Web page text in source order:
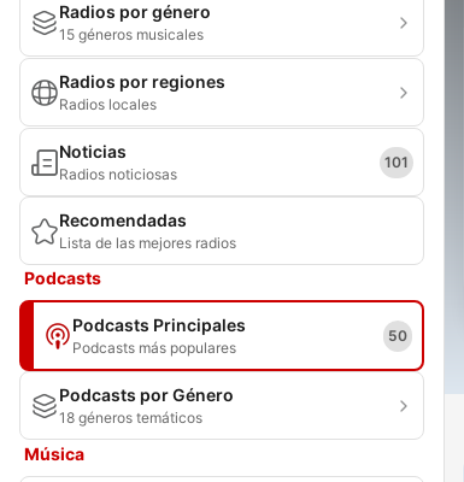
Radios por género
15 géneros musicales
Radios por regiones
Radios locales
Noticias
Radios noticiosas
101
Recomendadas
Lista de las mejores radios
Podcasts
Podcasts Principales
Podcasts más populares
50
Podcasts por Género
18 géneros temáticos
Música